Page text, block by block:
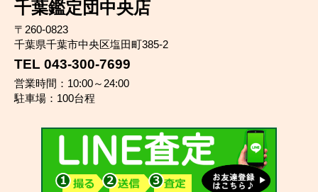
千葉鑑定団中央店
〒260-0823
千葉県千葉市中央区塩田町385-2
TEL 043-300-7699
営業時間：10:00～24:00
駐車場：100台程